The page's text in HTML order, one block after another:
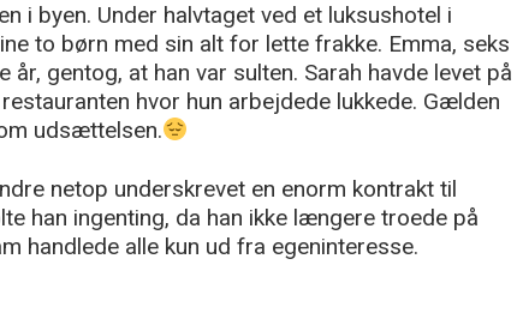
i byen. Under halvtaget ved et luksushotel i
to børn med sin alt for lette frakke. Emma, seks
år, gentog, at han var sulten. Sarah havde levet på
hvor hun arbejdede lukkede. Gælden
udsættelsen.
netop underskrevet en enorm kontrakt til
han ingenting, da han ikke længere troede på
handlede alle kun ud fra egeninteresse.